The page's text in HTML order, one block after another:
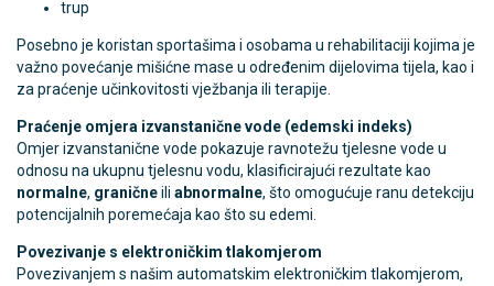
trup
Posebno je koristan sportašima i osobama u rehabilitaciji kojima je
važno povećanje mišićne mase u određenim dijelovima tijela, kao i
za praćenje učinkovitosti vježbanja ili terapije.
Praćenje omjera izvanstanične vode (edemski indeks)
Omjer izvanstanične vode pokazuje ravnotežu tjelesne vode u
odnosu na ukupnu tjelesnu vodu, klasificirajući rezultate kao
normalne, graničneili abnormalne, što omogućuje ranu detekciju
potencijalnih poremećaja kao što su edemi.
Povezivanje s elektroničkim tlakomjerom
Povezivanjem s našim automatskim elektroničkim tlakomjerom,